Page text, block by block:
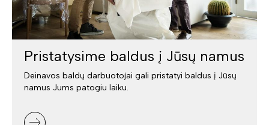
Pristatysime baldus į Jūsų namus
Deinavos baldų darbuotojai gali pristatyi baldus į Jūsų
namus Jums patogiu laiku.